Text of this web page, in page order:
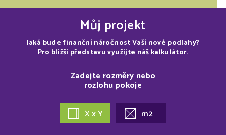
Můj projekt
Jaká bude finanční náročnost Vaší nové podlahy?
Pro bližší představu využijte náš kalkulátor.
Zadejte rozměry nebo
rozlohu pokoje
X x Y m2